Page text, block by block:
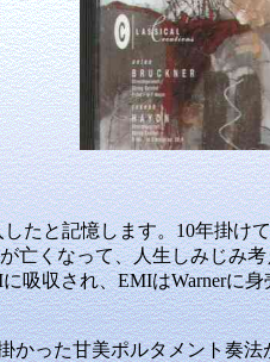
たと記憶します。10年掛けて
亡くなって、人生しみじみ考
吸収され、EMIはWarnerに身
かった甘美ポルタメント奏法